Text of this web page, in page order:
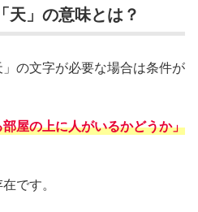
天」の意味とは？
の文字が必要な場合は条件が
屋の上に人がいるかどうか」
です。